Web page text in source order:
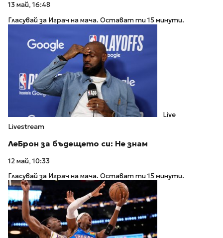
13 май, 16:48
Гласувай за Играч на мача. Остават ти 15 минути.
Live
Livestream
ЛеБрон за бъдещето си: Не знам
12 май, 10:33
Гласувай за Играч на мача. Остават ти 15 минути.